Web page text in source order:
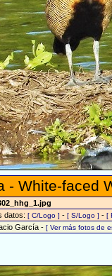
- White-faced
datos: [ C/Logo ] - [ S/Logo ] - [
García - [ Ver más fotos de